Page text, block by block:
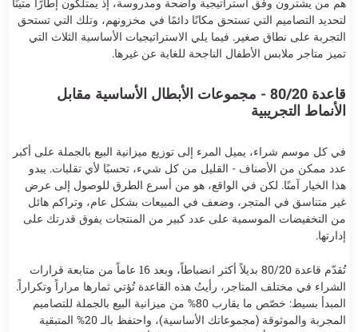
لتحديد التصاميم التي تستحق مكانًا دائمًا في مخزونهم، وتلك التي تستحق
التجربة على نطاق صغير. فيما يلي الاستراتيجيات الأساسية الثلاث التي
تميز متاجر ملابس الأطفال الناجحة للغاية عن غيرها.
قاعدة 80/20 - مجموعات الأبطال الأساسية مقابل
الأنماط التجريبية
في كل موسم شراء، يميل المرء إلى توزيع ميزانية البيع بالجملة على أكبر
عدد ممكن من الأصناف - القليل من كل شيء، تحسبًا لأي تقلبات. يبدو
هذا الخيار آمنًا. لكن في الواقع، هو من أسرع الطرق للوصول إلى عرض
غير متناسق في المتجر، وضعف في المبيعات بشكل عام، وتراكم هائل
من التخفيضات الموسمية على عدد كبير من المنتجات يفوق قدرتك على
إدارتها.
تُقدّم قاعدة 80/20 بديلاً أكثر انضباطاً، وبعد 16 عاماً من متابعة قرارات
الشراء في مختلف المتاجر، رأيتُ هذه القاعدة تُؤتي ثمارها مراراً وتكراراً.
المبدأ بسيط: خصّص ما يقارب 80% من ميزانية البيع بالجملة للتصاميم
المجربة والموثوقة (مجموعاتك الأساسية)، واحتفظ بالـ 20% المتبقية